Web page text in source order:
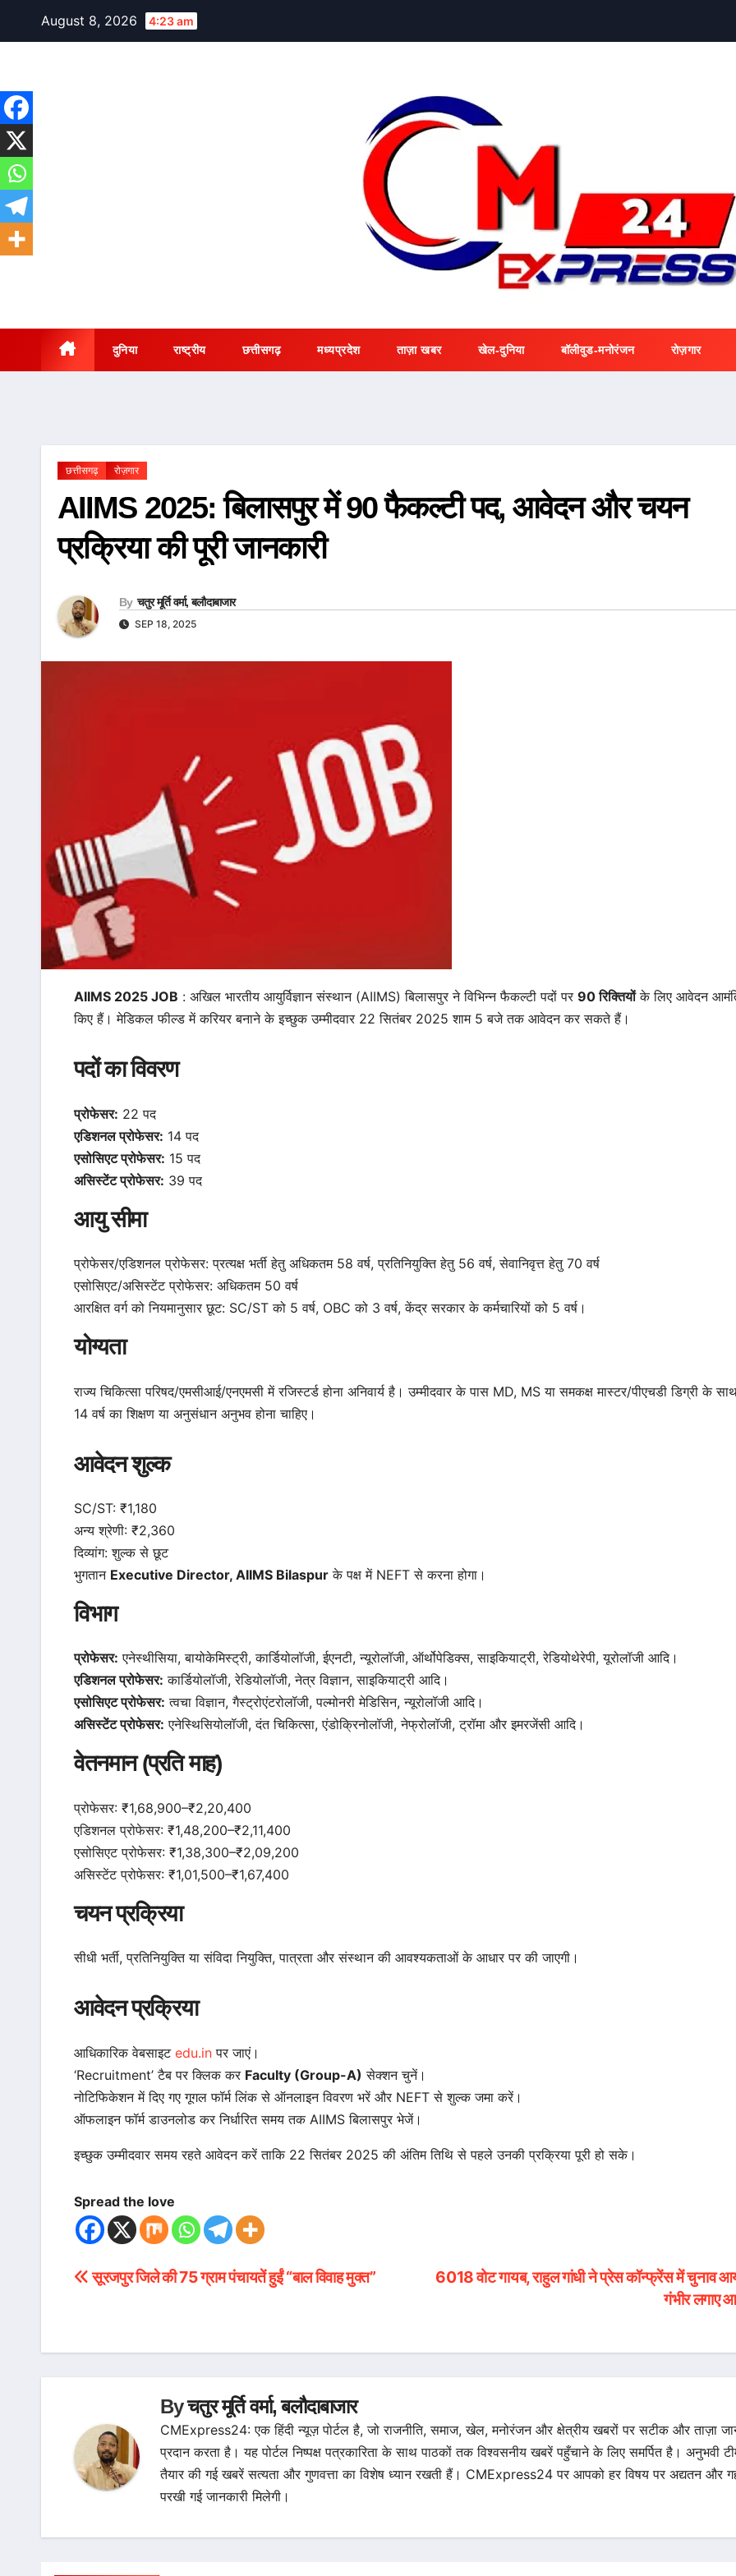
August 8, 2026 4:23 am
दुनिया राष्ट्रीय छत्तीसगढ़ मध्यप्रदेश ताज़ा खबर खेल-दुनिया बॉलीवुड-मनोरंजन रोज़गार
छत्तीसगढ़ रोज़गार
AIIMS 2025: बिलासपुर में 90 फैकल्टी पद, आवेदन और चयन
प्रक्रिया की पूरी जानकारी
By चतुर मूर्ति वर्मा, बलौदाबाजार
SEP 18, 2025
AIIMS 2025 JOB : अखिल भारतीय आयुर्विज्ञान संस्थान (AIIMS) बिलासपुर ने विभिन्न फैकल्टी पदों पर 90रिक्तियोंके लिए आवेदन
किए हैं। मेडिकल फील्ड में करियर बनाने के इच्छुक उम्मीदवार 22 सितंबर 2025 शाम 5 बजे तक आवेदन कर सकते हैं।
पदों का विवरण
प्रोफेसर: 22 पद
एडिशनल प्रोफेसर: 14 पद
एसोसिएट प्रोफेसर: 15 पद
असिस्टेंट प्रोफेसर: 39 पद
आयु सीमा
प्रोफेसर/एडिशनल प्रोफेसर: प्रत्यक्ष भर्ती हेतु अधिकतम 58 वर्ष, प्रतिनियुक्ति हेतु 56 वर्ष, सेवानिवृत्त हेतु 70 वर्ष
एसोसिएट/असिस्टेंट प्रोफेसर: अधिकतम 50 वर्ष
आरक्षित वर्ग को नियमानुसार छूट: SC/ST को 5 वर्ष, OBC को 3 वर्ष, केंद्र सरकार के कर्मचारियों को 5 वर्ष।
योग्यता
राज्य चिकित्सा परिषद/एमसीआई/एनएमसी में रजिस्टर्ड होना अनिवार्य है। उम्मीदवार के पास MD, MS या समकक्ष मास्टर/पीएचडी डिग्री के
14 वर्ष का शिक्षण या अनुसंधान अनुभव होना चाहिए।
आवेदन शुल्क
SC/ST: ₹1,180
अन्य श्रेणी: ₹2,360
दिव्यांग: शुल्क से छूट
भुगतान Executive Director, AIIMS Bilaspur के पक्ष में NEFT से करना होगा।
विभाग
प्रोफेसर: एनेस्थीसिया, बायोकेमिस्ट्री, कार्डियोलॉजी, ईएनटी, न्यूरोलॉजी, ऑर्थोपेडिक्स, साइकियाट्री, रेडियोथेरेपी, यूरोलॉजी आदि।
एडिशनल प्रोफेसर: कार्डियोलॉजी, रेडियोलॉजी, नेत्र विज्ञान, साइकियाट्री आदि।
एसोसिएट प्रोफेसर: त्वचा विज्ञान, गैस्ट्रोएंटरोलॉजी, पल्मोनरी मेडिसिन, न्यूरोलॉजी आदि।
असिस्टेंट प्रोफेसर: एनेस्थिसियोलॉजी, दंत चिकित्सा, एंडोक्रिनोलॉजी, नेफ्रोलॉजी, ट्रॉमा और इमरजेंसी आदि।
वेतनमान (प्रति माह)
प्रोफेसर: ₹1,68,900–₹2,20,400
एडिशनल प्रोफेसर: ₹1,48,200–₹2,11,400
एसोसिएट प्रोफेसर: ₹1,38,300–₹2,09,200
असिस्टेंट प्रोफेसर: ₹1,01,500–₹1,67,400
चयन प्रक्रिया
सीधी भर्ती, प्रतिनियुक्ति या संविदा नियुक्ति, पात्रता और संस्थान की आवश्यकताओं के आधार पर की जाएगी।
आवेदन प्रक्रिया
आधिकारिक वेबसाइट edu.in पर जाएं।
‘Recruitment’ टैब पर क्लिक कर Faculty (Group-A) सेक्शन चुनें।
नोटिफिकेशन में दिए गए गूगल फॉर्म लिंक से ऑनलाइन विवरण भरें और NEFT से शुल्क जमा करें।
ऑफलाइन फॉर्म डाउनलोड कर निर्धारित समय तक AIIMS बिलासपुर भेजें।
इच्छुक उम्मीदवार समय रहते आवेदन करें ताकि 22 सितंबर 2025 की अंतिम तिथि से पहले उनकी प्रक्रिया पूरी हो सके।
Spread the love
Post
6018 वोट गायब, राहुल गांधी ने प्रेस कॉन्फ्रेंस में चुनाव
गंभीर लगाए
सूरजपुर जिले की 75 ग्राम पंचायतें हुईं “बाल विवाह मुक्त”
Byचतुर मूर्ति वर्मा, बलौदाबाजार
CMExpress24: एक हिंदी न्यूज़ पोर्टल है, जो राजनीति, समाज, खेल, मनोरंजन और क्षेत्रीय खबरों पर सटीक और ताज़ा
प्रदान करता है। यह पोर्टल निष्पक्ष पत्रकारिता के साथ पाठकों तक विश्वसनीय खबरें पहुँचाने के लिए समर्पित है। अनुभवी टीम
तैयार की गई खबरें सत्यता और गुणवत्ता का विशेष ध्यान रखती हैं। CMExpress24 पर आपको हर विषय पर अद्यतन और
परखी गई जानकारी मिलेगी।